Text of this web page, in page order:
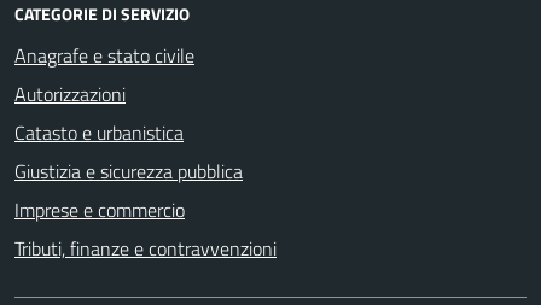
CATEGORIE DI SERVIZIO
Anagrafe e stato civile
Autorizzazioni
Catasto e urbanistica
Giustizia e sicurezza pubblica
Imprese e commercio
Tributi, finanze e contravvenzioni